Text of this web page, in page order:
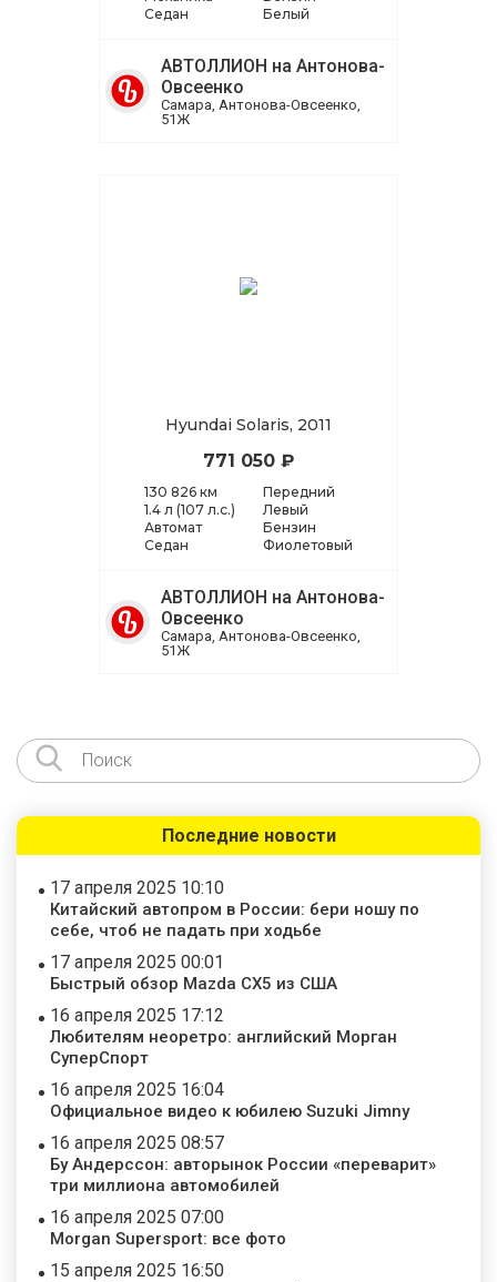
Седан
Белый
АВТОЛЛИОН на Антонова-
Овсеенко
Самара, Антонова-Овсеенко,
51Ж
Hyundai Solaris, 2011
771 050 ₽
130 826 км
1.4 л (107 л.с.)
Автомат
Седан
Передний
Левый
Бензин
Фиолетовый
АВТОЛЛИОН на Антонова-
Овсеенко
Самара, Антонова-Овсеенко,
51Ж
Последние новости
17 апреля 2025 10:10
Китайский автопром в России: бери ношу по
себе, чтоб не падать при ходьбе
17 апреля 2025 00:01
Быстрый обзор Mazda CX5 из США
16 апреля 2025 17:12
Любителям неоретро: английский Морган
СуперСпорт
16 апреля 2025 16:04
Официальное видео к юбилею Suzuki Jimny
16 апреля 2025 08:57
Бу Андерссон: авторынок России «переварит»
три миллиона автомобилей
16 апреля 2025 07:00
Morgan Supersport: все фото
15 апреля 2025 16:50